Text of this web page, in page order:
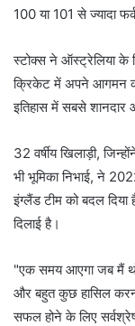
100 या 101 से ज्यादा
स्टोक्स ने ऑस्ट्रेलिया
क्रिकेट में अपने आगमन
इतिहास में सबसे शानदार
32 वर्षीय खिलाड़ी,
भी भूमिका निभाई, ने
इंग्लैंड टीम को बदल
दिलाई है।
"एक समय आएगा जब मैं
और बहुत कुछ हासिल
सफल होने के लिए